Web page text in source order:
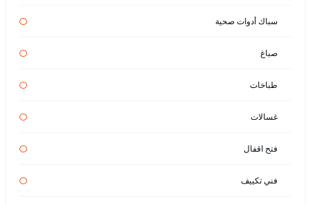
سباك أدوات صحية
صباغ
طباخات
غسالات
فتح اقفال
فني تكييف